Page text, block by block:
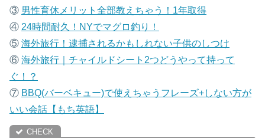
③ 男性育休メリット全部教えちゃう！1年取得
④ 24時間耐久！NYでマグロ釣り！
⑤ 海外旅行！逮捕されるかもしれない子供のしつけ
⑥ 海外旅行｜チャイルドシート2つどうやって持って
ぐ！？
⑦ BBQ(バーベキュー)で使えちゃうフレーズ+しない方が
いい会話【もち英語】